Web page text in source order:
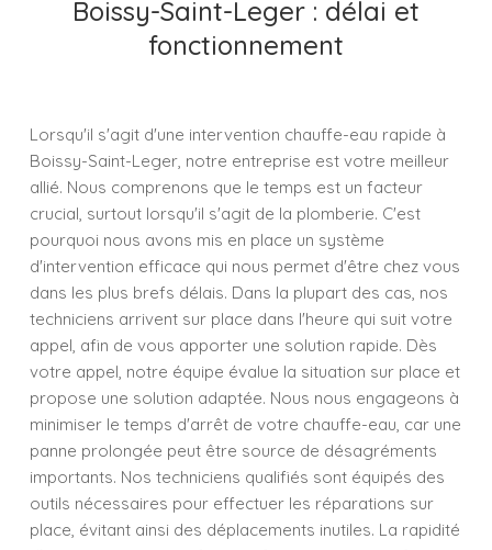
Boissy-Saint-Leger : délai et
fonctionnement
Lorsqu'il s'agit d'une intervention chauffe-eau rapide à
Boissy-Saint-Leger, notre entreprise est votre meilleur
allié. Nous comprenons que le temps est un facteur
crucial, surtout lorsqu'il s'agit de la plomberie. C'est
pourquoi nous avons mis en place un système
d'intervention efficace qui nous permet d'être chez vous
dans les plus brefs délais. Dans la plupart des cas, nos
techniciens arrivent sur place dans l'heure qui suit votre
appel, afin de vous apporter une solution rapide. Dès
votre appel, notre équipe évalue la situation sur place et
propose une solution adaptée. Nous nous engageons à
minimiser le temps d'arrêt de votre chauffe-eau, car une
panne prolongée peut être source de désagréments
importants. Nos techniciens qualifiés sont équipés des
outils nécessaires pour effectuer les réparations sur
place, évitant ainsi des déplacements inutiles. La rapidité